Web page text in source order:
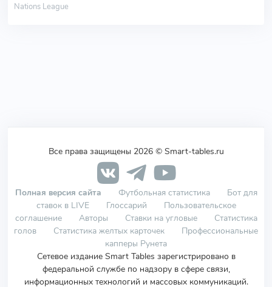
Nations League
Все права защищены 2026 © Smart-tables.ru
Полная версия сайта Футбольная статистика
Бот для
ставок в LIVE
Глоссарий
Пользовательское
соглашение
Авторы Ставки на угловые
Статистика
голов
Статистика желтых карточек
Профессиональные
капперы Рунета
Сетевое издание Smart Tables зарегистрировано в
федеральной службе по надзору в сфере связи,
информационных технологий и массовых коммуникаций.